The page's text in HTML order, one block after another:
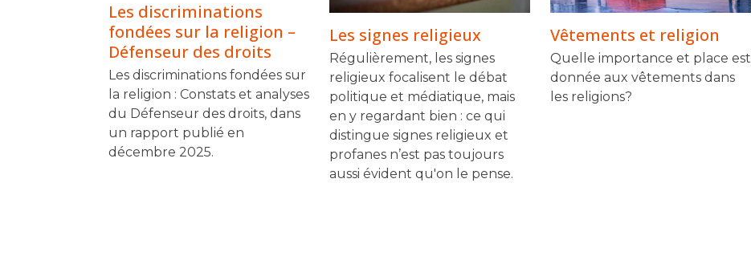
Les discriminations
fondées sur la religion –
Défenseur des droits
Les discriminations fondées sur
la religion : Constats et analyses
du Défenseur des droits, dans
un rapport publié en
décembre 2025.
Les signes religieux
Régulièrement, les signes
religieux focalisent le débat
politique et médiatique, mais
en y regardant bien : ce qui
distingue signes religieux et
profanes n’est pas toujours
aussi évident qu'on le pense.
Vêtements et religion
Quelle importance et place est
donnée aux vêtements dans
les religions?